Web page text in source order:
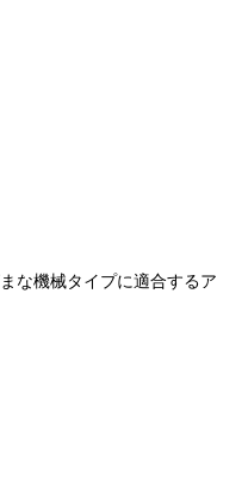
な機械タイプに適合するア